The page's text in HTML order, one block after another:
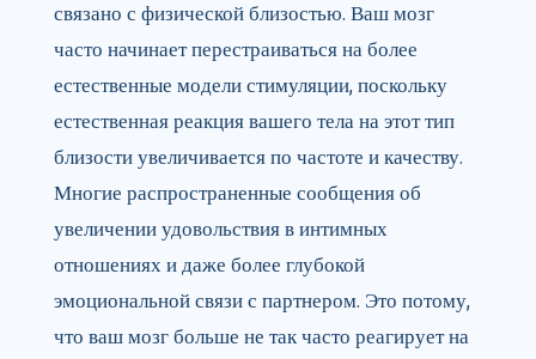
связано с физической близостью. Ваш мозг
часто начинает перестраиваться на более
естественные модели стимуляции, поскольку
естественная реакция вашего тела на этот тип
близости увеличивается по частоте и качеству.
Многие распространенные сообщения об
увеличении удовольствия в интимных
отношениях и даже более глубокой
эмоциональной связи с партнером. Это потому,
что ваш мозг больше не так часто реагирует на